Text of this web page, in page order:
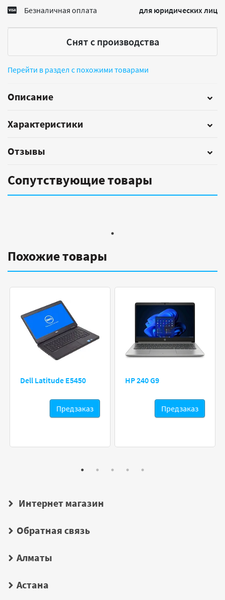
Безналичная оплата для юридических лиц
Снят с производства
Перейти в раздел с похожими товарами
Описание
Характеристики
Отзывы
Сопутствующие товары
Похожие товары
Dell Latitude E5450
Предзаказ
HP 240 G9
Предзаказ
Интернет магазин
Обратная связь
Алматы
Астана